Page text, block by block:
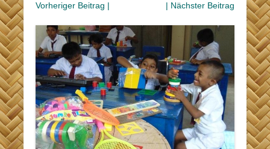
Vorheriger Beitrag | | Nächster Beitrag